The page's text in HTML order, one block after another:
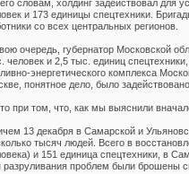
его словам, холдинг задействовал для
и 173 единицы спецтехники.
со всех центральных регионов.
очередь, губернатор Московской
человек и 2,5 тыс. единиц
энергетического комплекса
понятное дело, было
при том, что, как мы выяснили
13 декабря в Самарской и
тысяч людей. Всего в
и 151 единица спецтехники, в
разруливания проблем были